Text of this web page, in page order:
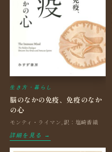
生き方・暮らし
脳のなかの免疫、免疫のなか
の心
モンティ・ライマン,訳：塩崎香織
詳細を見る →